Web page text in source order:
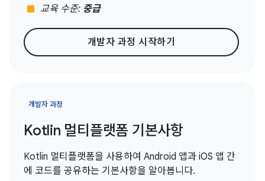
stop 교육 수준: 중급
개발자 과정 시작하기
개발자 과정
Kotlin 멀티플랫폼 기본사항
Kotlin 멀티플랫폼을 사용하여 Android 앱과 iOS 앱 간
에 코드를 공유하는 기본사항을 알아봅니다.